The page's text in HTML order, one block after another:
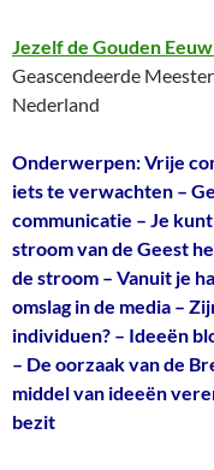
Jezelf de Gouden
Geascendeerde
Nederland
Onderwerpen: Vrije
iets te verwachten –
communicatie – Je
stroom van de Geest
de stroom – Vanuit je
omslag in de media –
individuen? – Ideeën
– De oorzaak van de
middel van ideeën
bezit